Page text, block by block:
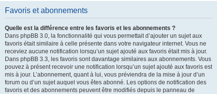
Favoris et abonnements
Quelle est la différence entre les favoris et les abonnements ?
Dans phpBB 3.0, la fonctionnalité qui vous permettait d’ajouter un sujet aux
favoris était similaire à celle présente dans votre navigateur internet. Vous ne
receviez aucune notification lorsqu’un sujet ajouté aux favoris était mis à jour.
Dans phpBB 3.3, les favoris sont davantage similaires aux abonnements. Vous
pouvez à présent recevoir une notification lorsqu’un sujet ajouté aux favoris est
mis à jour. L’abonnement, quant à lui, vous préviendra de la mise à jour d’un
forum ou d’un sujet auquel vous êtes abonné. Les options de notification des
favoris et des abonnements peuvent être modifiés depuis le panneau de